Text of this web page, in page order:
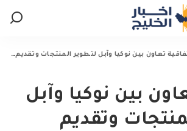
تعاون بين نوكيا وآبل لتطوير المنتجات وتقديم خدمات أفضل للعملاء
بين نوكيا وآبل
وتقديم